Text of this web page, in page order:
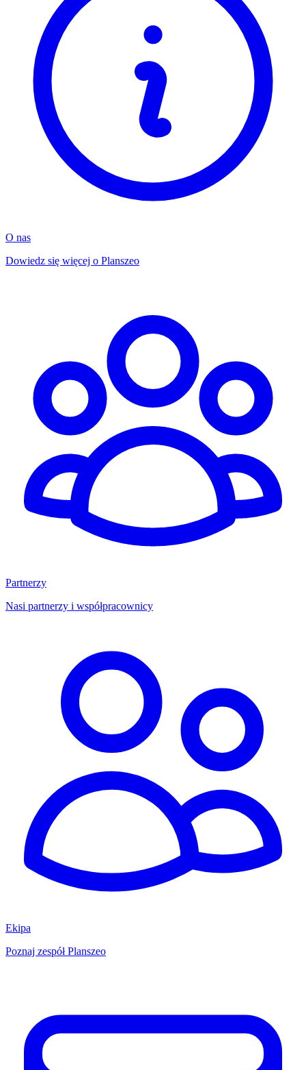
O nas
Dowiedz się więcej o Planszeo
Partnerzy
Nasi partnerzy i współpracownicy
Ekipa
Poznaj zespół Planszeo